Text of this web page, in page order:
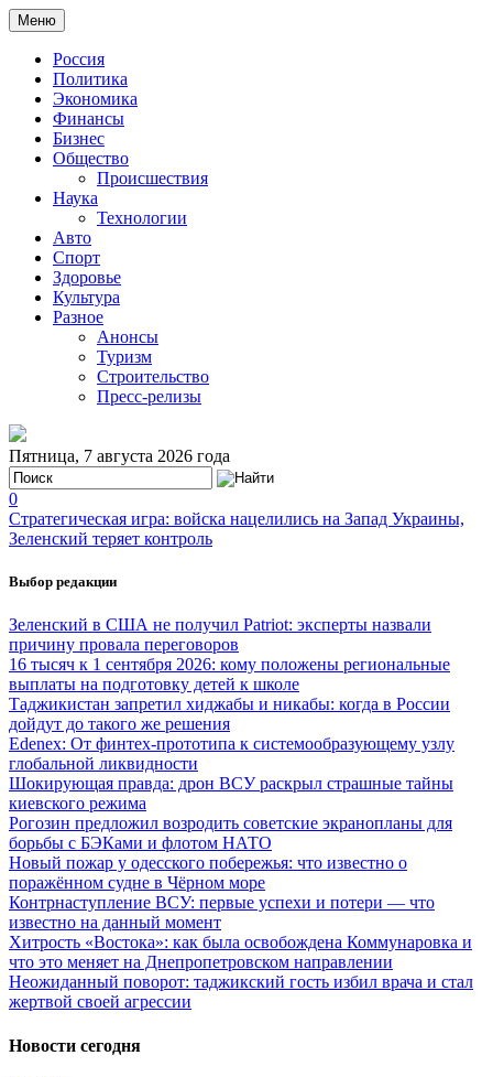
Меню
Россия
Политика
Экономика
Финансы
Бизнес
Общество
Происшествия
Наука
Технологии
Авто
Спорт
Здоровье
Культура
Разное
Анонсы
Туризм
Строительство
Пресс-релизы
Пятница, 7 августа 2026 года
0
Стратегическая игра: войска нацелились на Запад Украины,
Зеленский теряет контроль
Выбор редакции
Зеленский в США не получил Patriot: эксперты назвали
причину провала переговоров
16 тысяч к 1 сентября 2026: кому положены региональные
выплаты на подготовку детей к школе
Таджикистан запретил хиджабы и никабы: когда в России
дойдут до такого же решения
Edenex: От финтех-прототипа к системообразующему узлу
глобальной ликвидности
Шокирующая правда: дрон ВСУ раскрыл страшные тайны
киевского режима
Рогозин предложил возродить советские экранопланы для
борьбы с БЭКами и флотом НАТО
Новый пожар у одесского побережья: что известно о
поражённом судне в Чёрном море
Контрнаступление ВСУ: первые успехи и потери — что
известно на данный момент
Хитрость «Востока»: как была освобождена Коммунаровка и
что это меняет на Днепропетровском направлении
Неожиданный поворот: таджикский гость избил врача и стал
жертвой своей агрессии
Новости сегодня